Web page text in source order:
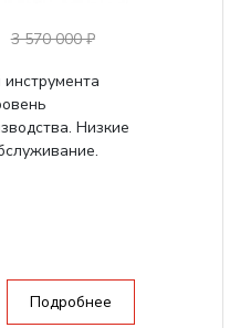
3 570 000 ₽
Низкие
Подробнее